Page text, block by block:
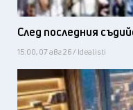
След последния
15:00, 07 авг 26 / Idealisti